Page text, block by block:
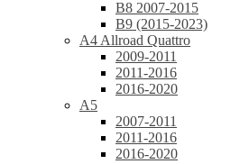
B8 2007-2015
B9 (2015-2023)
A4 Allroad Quattro
2009-2011
2011-2016
2016-2020
A5
2007-2011
2011-2016
2016-2020